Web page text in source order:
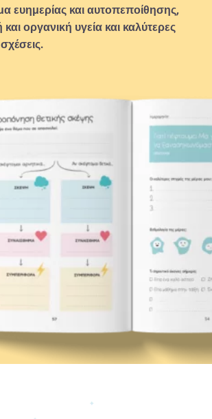
ευημερίας και αυτοπεποίθησης,
οργανική υγεία και καλύτερες